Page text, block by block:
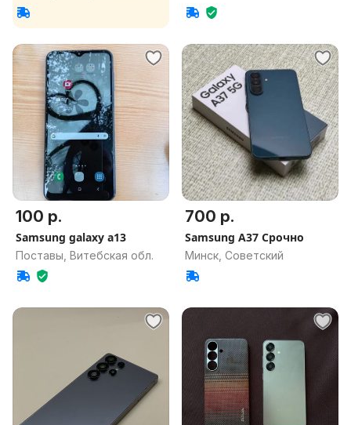
обл.
100 р.
Samsung galaxy a13
Поставы, Витебская обл.
700 р.
Samsung A37 Срочно
Минск, Советский